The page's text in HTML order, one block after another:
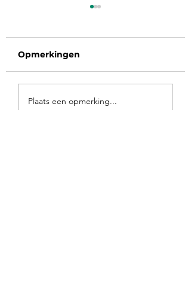
Mijn verhaal over de
perimenozpauze...
Opmerkingen
Plaats een opmerking...